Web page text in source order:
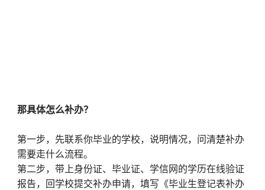
那具体怎么补办？
第一步，先联系你毕业的学校，说明情况，问清楚补办
需要走什么流程。
第二步，带上身份证、毕业证、学信网的学历在线验证
报告，回学校提交补办申请，填写《毕业生登记表补办